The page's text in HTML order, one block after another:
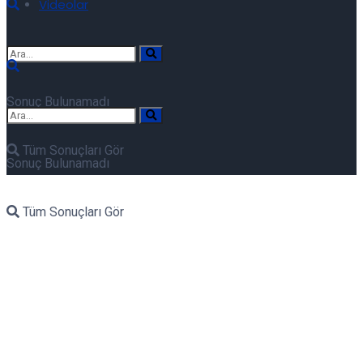
Sonuç Bulunamadı
Tüm Sonuçları Gör
Videolar
Sonuç Bulunamadı
Tüm Sonuçları Gör